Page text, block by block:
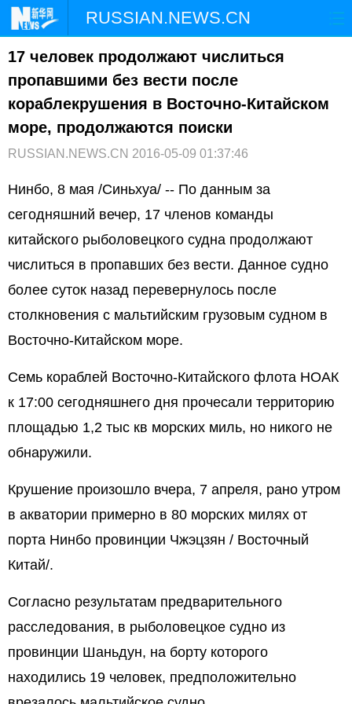
RUSSIAN.NEWS.CN
ГЛАВНАЯ КИТАЙ РФ И СНГ
В МИРЕ ЭКОНОМИКА ОБЩЕСТВО
НАУКА
СПЕЦТЕМЫ
17 человек продолжают числиться
пропавшими без вести после
кораблекрушения в Восточно-Китайском
море, продолжаются поиски
RUSSIAN.NEWS.CN 2016-05-09 01:37:46
Нинбо, 8 мая /Синьхуа/ -- По данным за
сегодняшний вечер, 17 членов команды
китайского рыболовецкого судна продолжают
числиться в пропавших без вести. Данное судно
более суток назад перевернулось после
столкновения с мальтийским грузовым судном в
Восточно-Китайском море.
Семь кораблей Восточно-Китайского флота НОАК
к 17:00 сегодняшнего дня прочесали территорию
площадью 1,2 тыс кв морских миль, но никого не
обнаружили.
Крушение произошло вчера, 7 апреля, рано утром
в акватории примерно в 80 морских милях от
порта Нинбо провинции Чжэцзян / Восточный
Китай/.
Согласно результатам предварительного
расследования, в рыболовецкое судно из
провинции Шаньдун, на борту которого
находились 19 человек, предположительно